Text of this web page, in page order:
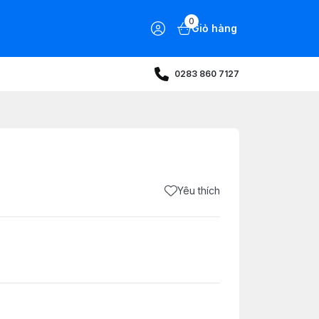
0
Giỏ hàng
0283 860 7127
Yêu thích